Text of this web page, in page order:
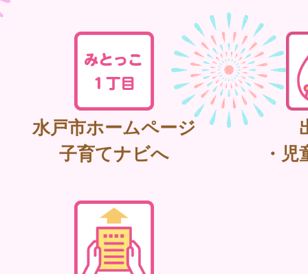
水戸市ホームページ
子育てナビへ
・